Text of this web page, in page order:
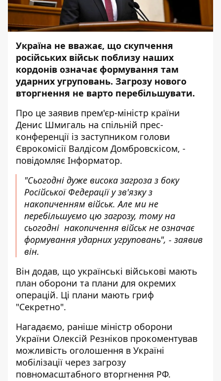
Україна не вважає, що скупчення
російських військ поблизу наших
кордонів означає формування там
ударних угруповань. Загрозу нового
вторгнення не варто перебільшувати.
Про це заявив прем'єр-міністр країни
Денис Шмигаль на спільній прес-
конференції із заступником голови
Єврокомісії Валдісом Домбровскісом, -
повідомляє Інформатор.
"Сьогодні дуже висока загроза з боку
Російської Федерації у зв'язку з
накопиченням військ. Але ми не
перебільшуємо цю загрозу, тому на
сьогодні накопичення військ не означає
формування ударних угруповань", - заявив
він.
Він додав, що українські військові мають
план оборони та плани для окремих
операцій. Ці плани мають гриф
"Секретно".
Нагадаємо, раніше міністр оборони
України Олексій Резніков прокоментував
можливість оголошення в Україні
мобілізації через загрозу
повномасштабного вторгнення РФ.